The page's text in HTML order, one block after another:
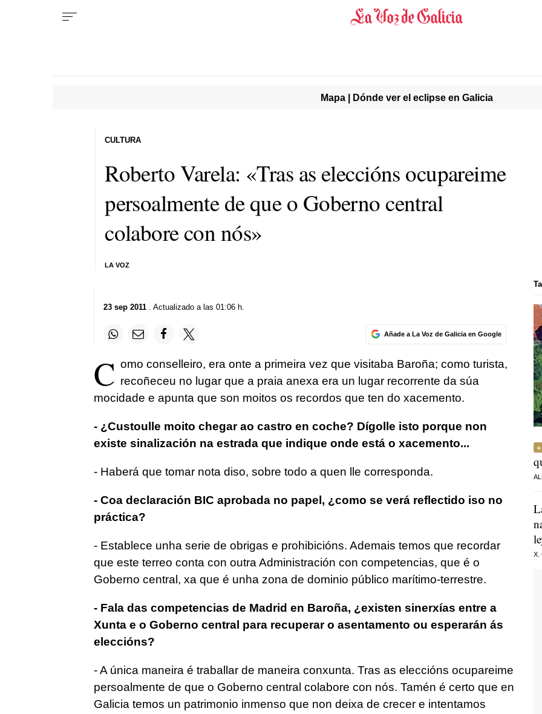
Mapa | Dónde ver el eclipse en Galicia
Roberto Varela: «Tras as eleccións ocupareime
persoalmente de que o Goberno central
colabore con nós»
LA VOZ
CULTURA
23 sep 2011. Actualizado a las 01:06 h.
Añade a La Voz de Galicia en Google
C omo conselleiro, era onte a primeira vez que visitaba Baroña; como turista,
recoñeceu no lugar que a praia anexa era un lugar recorrente da súa
mocidade e apunta que son moitos os recordos que ten do xacemento.
- ¿Custoulle moito chegar ao castro en coche? Dígolle isto porque non
existe sinalización na estrada que indique onde está o xacemento...
- Haberá que tomar nota diso, sobre todo a quen lle corresponda.
- Coa declaración BIC aprobada no papel, ¿como se verá reflectido iso no
práctica?
- Establece unha serie de obrigas e prohibicións. Ademais temos que recordar
que este terreo conta con outra Administración con competencias, que é o
Goberno central, xa que é unha zona de dominio público marítimo-terrestre.
- Fala das competencias de Madrid en Baroña, ¿existen sinerxías entre a
Xunta e o Goberno central para recuperar o asentamento ou esperarán ás
eleccións?
- A única maneira é traballar de maneira conxunta. Tras as eleccións ocupareime
persoalmente de que o Goberno central colabore con nós. Tamén é certo que en
Galicia temos un patrimonio inmenso que non deixa de crecer e intentamos
X.